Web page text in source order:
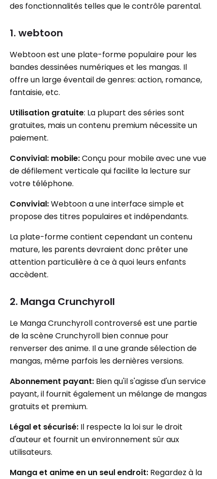
des fonctionnalités telles que le contrôle parental.
1. webtoon
Webtoon est une plate-forme populaire pour les
bandes dessinées numériques et les mangas. Il
offre un large éventail de genres: action, romance,
fantaisie, etc.
Utilisation gratuite: La plupart des séries sont
gratuites, mais un contenu premium nécessite un
paiement.
Convivial: mobile:Conçu pour mobile avec une vue
de défilement verticale qui facilite la lecture sur
votre téléphone.
Convivial:Webtoon a une interface simple et
propose des titres populaires et indépendants.
La plate-forme contient cependant un contenu
mature, les parents devraient donc prêter une
attention particulière à ce à quoi leurs enfants
accèdent.
2. Manga Crunchyroll
Le Manga Crunchyroll controversé est une partie
de la scène Crunchyroll bien connue pour
renverser des anime. Il a une grande sélection de
mangas, même parfois les dernières versions.
Abonnement payant: Bien qu'il s'agisse d'un service
payant, il fournit également un mélange de mangas
gratuits et premium.
Légal et sécurisé: Il respecte la loi sur le droit
d'auteur et fournit un environnement sûr aux
utilisateurs.
Manga et anime en un seul endroit: Regardez à la